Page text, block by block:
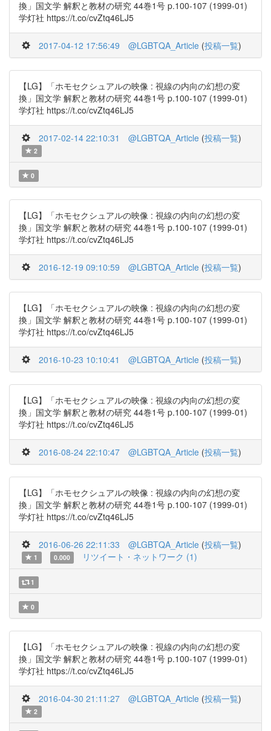
換」国文学 解釈と教材の研究 44巻1号 p.100-107 (1999-01)
学灯社 https://t.co/cvZtq46LJ5
2017-04-12 17:56:49 @LGBTQA_Article (投稿一覧)
【LG】「ホモセクシュアルの映像 : 視線の内向の幻想の変
換」国文学 解釈と教材の研究 44巻1号 p.100-107 (1999-01)
学灯社 https://t.co/cvZtq46LJ5
2017-02-14 22:10:31 @LGBTQA_Article (投稿一覧)
2
0
【LG】「ホモセクシュアルの映像 : 視線の内向の幻想の変
換」国文学 解釈と教材の研究 44巻1号 p.100-107 (1999-01)
学灯社 https://t.co/cvZtq46LJ5
2016-12-19 09:10:59 @LGBTQA_Article (投稿一覧)
【LG】「ホモセクシュアルの映像 : 視線の内向の幻想の変
換」国文学 解釈と教材の研究 44巻1号 p.100-107 (1999-01)
学灯社 https://t.co/cvZtq46LJ5
2016-10-23 10:10:41 @LGBTQA_Article (投稿一覧)
【LG】「ホモセクシュアルの映像 : 視線の内向の幻想の変
換」国文学 解釈と教材の研究 44巻1号 p.100-107 (1999-01)
学灯社 https://t.co/cvZtq46LJ5
2016-08-24 22:10:47 @LGBTQA_Article (投稿一覧)
【LG】「ホモセクシュアルの映像 : 視線の内向の幻想の変
換」国文学 解釈と教材の研究 44巻1号 p.100-107 (1999-01)
学灯社 https://t.co/cvZtq46LJ5
2016-06-26 22:11:33 @LGBTQA_Article (投稿一覧)
1 0.000 リツイート・ネットワーク (1)
1
0
【LG】「ホモセクシュアルの映像 : 視線の内向の幻想の変
換」国文学 解釈と教材の研究 44巻1号 p.100-107 (1999-01)
学灯社 https://t.co/cvZtq46LJ5
2016-04-30 21:11:27 @LGBTQA_Article (投稿一覧)
2